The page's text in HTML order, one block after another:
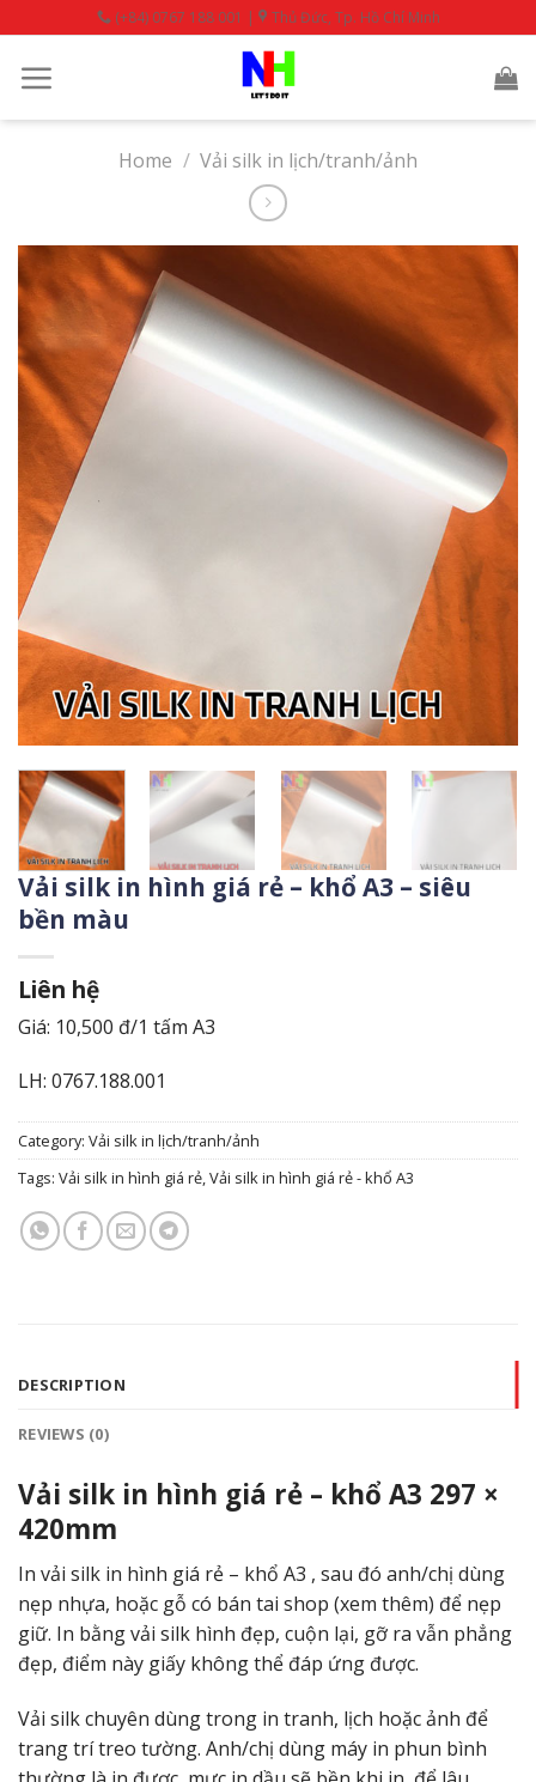
to
content
(+84) 0767 188 001 | Thủ Đức, Tp. Hồ Chí Minh
Home / Vải silk in lịch/tranh/ảnh
Vải silk in hình giá rẻ – khổ A3 – siêu
bền màu
Liên hệ
Giá: 10,500 đ/1 tấm A3
LH: 0767.188.001
Category: Vải silk in lịch/tranh/ảnh
Tags: Vải silk in hình giá rẻ,Vải silk in hình giá rẻ - khổ A3
DESCRIPTION
REVIEWS (0)
Vải silk in hình giá rẻ – khổ A3 297 ×
420mm
In vải silk in hình giá rẻ – khổ A3 , sau đó anh/chị dùng
nẹp nhựa, hoặc gỗ có bán tai shop (xem thêm) để nẹp
giữ. In bằng vải silk hình đẹp, cuộn lại, gỡ ra vẫn phẳng
đẹp, điểm này giấy không thể đáp ứng được.
Vải silk chuyên dùng trong in tranh, lịch hoặc ảnh để
trang trí treo tường. Anh/chị dùng máy in phun bình